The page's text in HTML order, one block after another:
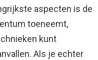
aspecten is de
toeneemt,
kunt
Als je echter